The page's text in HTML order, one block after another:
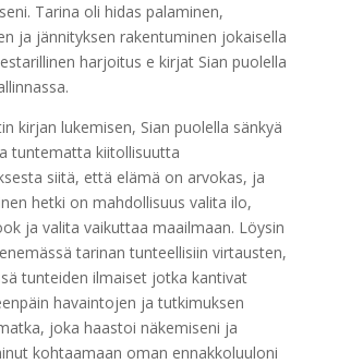
Tarina oli hidas palaminen,
ja jännityksen rakentuminen jokaisella
harjoitus e kirjat​ Sian puolella
kirjan lukemisen, Sian puolella sänkyä
tuntematta kiitollisuutta
siitä, että elämä on arvokas, ja
hetki on mahdollisuus valita ilo,
ja valita vaikuttaa maailmaan. Löysin
tarinan tunteellisiin virtausten,
tunteiden ilmaiset jotka kantivat
havaintojen ja tutkimuksen
joka haastoi näkemiseni ja
kohtaamaan oman ennakkoluuloni